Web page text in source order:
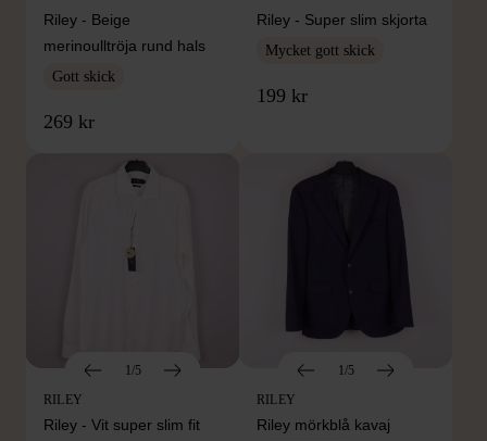
Riley - Beige
merinoulltröja rund hals
Gott skick
269 kr
Riley - Super slim skjorta
Mycket gott skick
199 kr
1/5
RILEY
Riley - Vit super slim fit
1/5
RILEY
Riley mörkblå kavaj